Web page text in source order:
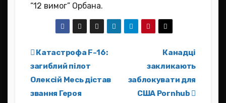
“12 вимог” Орбана.
Навігація
записів
Канадці
закликають
заблокувати для
США Pornhub
Катастрофа F-16:
загиблий пілот
Олексій Месь дістав
звання Героя